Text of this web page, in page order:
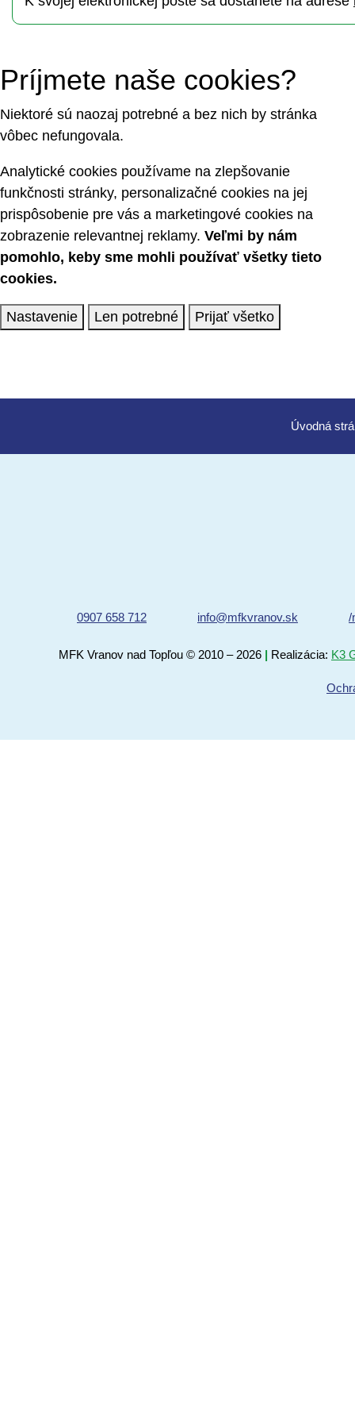
Úvod
0907 658 712 info@mfkvranov.sk /
MFK Vranov nad Topľou © 2010 – 2026 | Realizácia: K3
Príjmete naše cookies?
Niektoré sú naozaj potrebné a bez nich by stránka
vôbec nefungovala.
Analytické cookies používame na zlepšovanie
funkčnosti stránky, personalizačné cookies na jej
prispôsobenie pre vás a marketingové cookies na
zobrazenie relevantnej reklamy. Veľmi by nám
pomohlo, keby sme mohli používať všetky tieto
cookies.
Nastavenie Len potrebné Prijať všetko